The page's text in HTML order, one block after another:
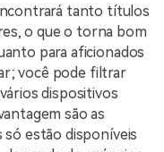
tanto títulos
o que o torna bom
para aficionados
você pode filtrar
dispositivos
são as
estão disponíveis